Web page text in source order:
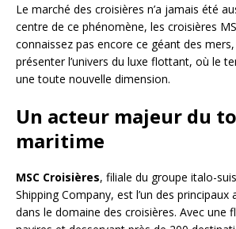
Le marché des croisières n’a jamais été
centre de ce phénomène, les croisières
connaissez pas encore ce géant des
présenter l’univers du luxe flottant, où le
une toute nouvelle dimension.
Un acteur majeur du
maritime
MSC Croisières, filiale du groupe italo-
Shipping Company, est l’un des
dans le domaine des croisières. Avec une